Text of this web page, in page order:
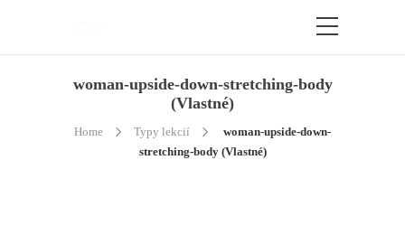
woman-upside-down-stretching-body
(Vlastné)
Home Typy lekcií
woman-upside-down-
stretching-body (Vlastné)